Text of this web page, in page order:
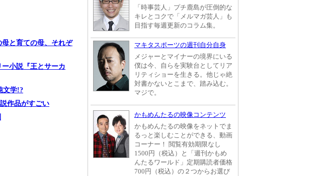
母と育ての母、それぞ
ー小説『王とサーカ
文学!?
作品がすごい
「時事芸人」プチ鹿島が圧倒的な
キレとコクで「メルマガ芸人」も
目指す毎週更新のコラム集。
マキタスポーツの週刊自分自身
メジャーとマイナーの境界にいる
僕は今、自らを実験台としてリア
リティショーを生きる。他じゃ絶
対書かないとこまで、踏み込む。
マジで。
かもめんたるの映像コンテンツ
かもめんたるの映像をネットでま
るっと楽しむことができる、動画
コーナー！ 閲覧有効期限なし
1500円（税込）と「週刊かもめ
んたるワールド」定期購読者価格
700円（税込）の２つからお選び